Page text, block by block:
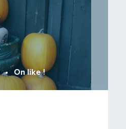
On like !